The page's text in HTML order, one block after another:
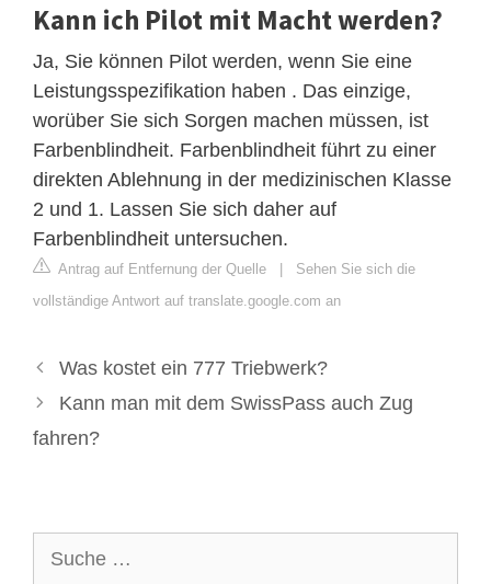
Kann ich Pilot mit Macht werden?
Ja, Sie können Pilot werden, wenn Sie eine
Leistungsspezifikation haben . Das einzige,
worüber Sie sich Sorgen machen müssen, ist
Farbenblindheit. Farbenblindheit führt zu einer
direkten Ablehnung in der medizinischen Klasse
2 und 1. Lassen Sie sich daher auf
Farbenblindheit untersuchen.
Antrag auf Entfernung der Quelle | Sehen Sie sich die
vollständige Antwort auf translate.google.com an
Was kostet ein 777 Triebwerk?
Kann man mit dem SwissPass auch Zug
fahren?
nach: